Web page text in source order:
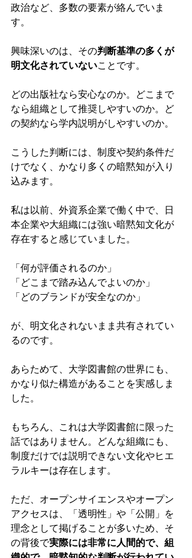
政治など、多数の要素が絡んでいま
す。
興味深いのは、その判断基準の多くが
明文化されていないことです。
どの出版社なら安心なのか。どこまで
なら組織として推奨しやすいのか。ど
の契約なら学内説明がしやすいのか。
こうした判断には、制度や契約条件だ
けでなく、かなり多くの暗黙知が入り
込みます。
私は以前、外資系企業で働く中で、日
本企業や大組織には強い暗黙知文化が
存在すると感じていました。
「何が評価されるのか」
「どこまで踏み込んでよいのか」
「どのブランドが安全なのか」
が、明文化されないまま共有されてい
るのです。
あらためて、大学図書館の世界にも、
かなり似た構造があることを実感しま
した。
もちろん、これは大学図書館に限った
話ではありません。どんな組織にも、
制度だけでは説明できない文化やヒエ
ラルキーは存在します。
ただ、オープンサイエンスやオープン
アクセスは、「透明性」や「公開」を
理念として掲げることが多いため、そ
の背後で実際には非常に人間的で、組